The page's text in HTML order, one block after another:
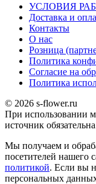
УСЛОВИЯ
Доставка и
Контакты
О наc
Розница
Политика
Согласие на
Политика
© 2026 s-flower.ru
При использовании
источник
Мы получаем и
посетителей нашего
политикой. Если вы
персональных